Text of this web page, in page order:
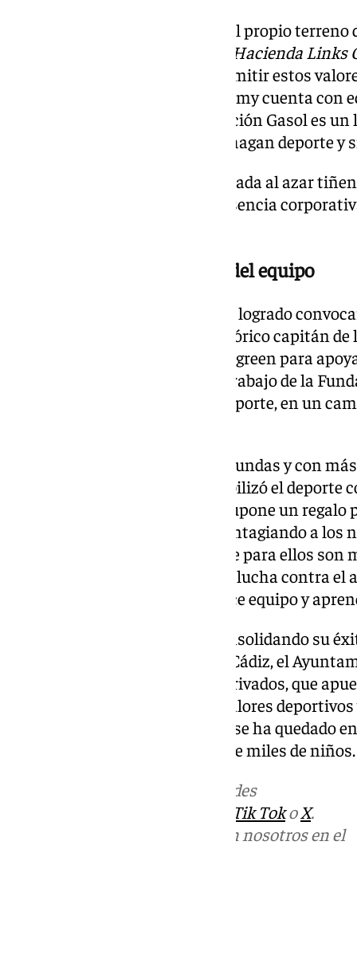
Ese compromiso se respira en el propio terreno
La Hacienda Links
ser la sede del torneo y de transmitir estos
«nuestra Hacienda Links Academy cuenta con
los 4 años. Ser base de la Fundación Gasol es
golf, pero lo importante es que hagan deporte y
Una organización que no dejó nada al azar
turquesa para redondear la presencia
Estrellas con alma: el valor del equipo
El magnetismo de Pau Gasol ha logrado
aliados incondicionales. El histórico capitán
, no dudó en saltar al green para
«poder acompañar a Pau en el trabajo de la
los niños y niñas a través del deporte, en un
Una de las reflexiones más profundas y con
, quien visibilizó el
infancia puntualizando que, «supone un
momento en el que estamos contagiando a los
adultos, y los valores del deporte para ellos
Estoy muy comprometido en la lucha contra el
equipo; en las academias se hace equipo y
El torneo cierra sus puertas consolidando su
de Andalucía, la Diputación de Cádiz, el
Concepción y patrocinadores privados, que
más pequeños a través de los valores
golpe de honor de Pau Gasol no se ha quedado
fuerza en el corazón y la salud de miles de niños.
en las redes
Tik TokoX.
Puedes ponerte en contacto con nosotros en el